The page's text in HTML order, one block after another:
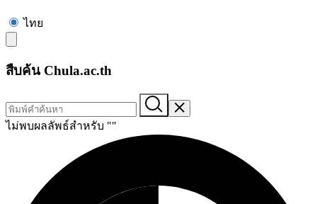
ไทย
สืบค้น Chula.ac.th
ไม่พบผลลัพธ์สำหรับ ""